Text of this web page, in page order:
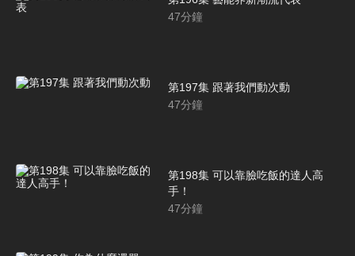
47分鐘
第197集 跟著我們動次動
47分鐘
第198集 可以靠臉吃飯的達人高
手！
47分鐘